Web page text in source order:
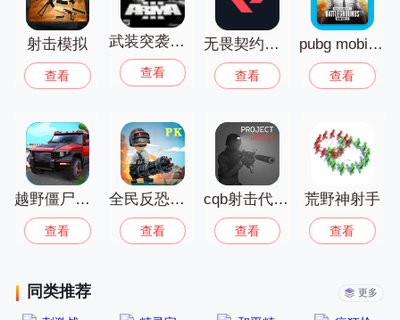
射击模拟
查看
武装突袭三手机版
查看
无畏契约手游下载手机版
查看
pubg mobile国际服
查看
越野僵尸飞车
查看
全民反恐射击安卓版
查看
cqb射击代号腐烂手机版
查看
荒野神射手
查看
同类推荐 更多